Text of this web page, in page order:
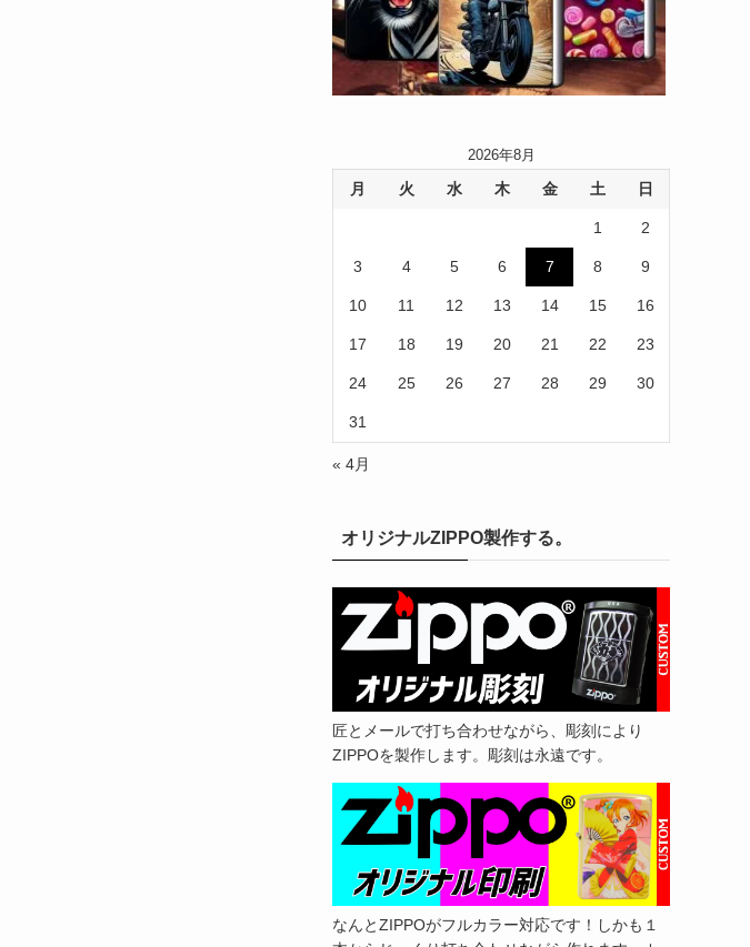
2026年8月
月 火 水 木 金 土 日
1 2
3 4 5 6 7 8 9
10 11 12 13 14 15 16
17 18 19 20 21 22 23
24 25 26 27 28 29 30
31
« 4月
オリジナルZIPPO製作する。
匠とメールで打ち合わせながら、彫刻により
ZIPPOを製作します。彫刻は永遠です。
なんとZIPPOがフルカラー対応です！しかも１